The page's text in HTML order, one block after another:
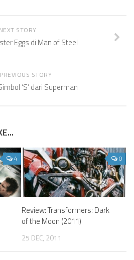
NEXT STORY
Eggs di Man of Steel
PREVIOUS STORY
‘S’ dari Superman
4 0
Review: Transformers: Dark
of the Moon (2011)
25 DEC, 2011